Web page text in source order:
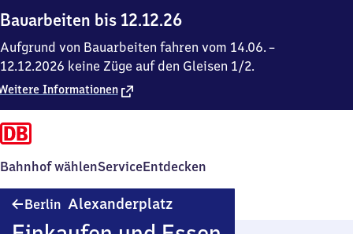
Bauarbeiten bis 12.12.26
Aufgrund von Bauarbeiten fahren vom 14.06. –
12.12.2026 keine Züge auf den Gleisen 1/2.
Informationen
Bahnhof wählenServiceEntdecken
Berlin Alexanderplatz